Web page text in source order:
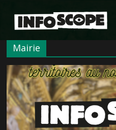
contenu
Mairie